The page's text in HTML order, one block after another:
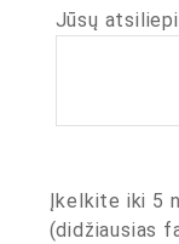
Jūsų
Įkelkite iki 5
(didžiausias